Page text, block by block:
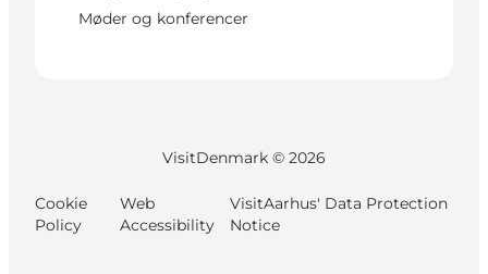
Møder og konferencer
VisitDenmark © 2026
Cookie
Policy
Web
Accessibility
VisitAarhus' Data Protection
Notice